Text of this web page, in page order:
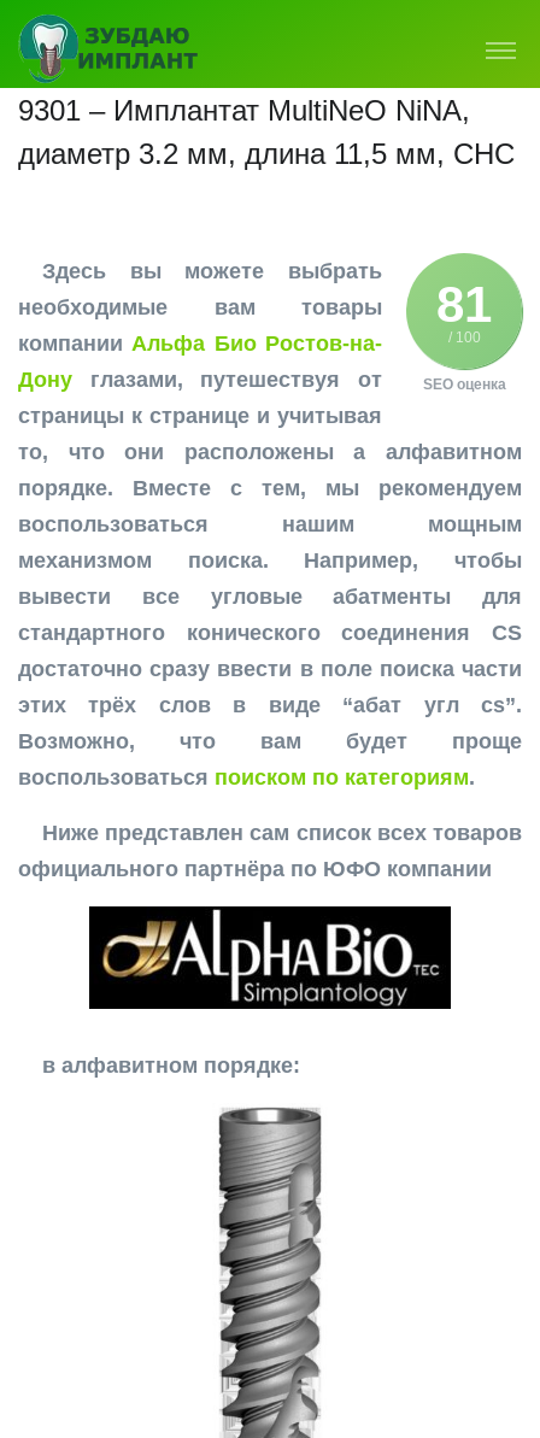
9301 – Имплантат MultiNeO NiNA,
диаметр 3.2 мм, длина 11,5 мм, CHC
81
/ 100
SEO оценка
Здесь вы можете выбрать
необходимые вам товары
компанииАльфа Био Ростов-на-
Дону глазами, путешествуя от
страницы к странице и учитывая
то, что они расположены а алфавитном
порядке. Вместе с тем, мы рекомендуем
воспользоваться нашим мощным
механизмом поиска. Например, чтобы
вывести все угловые абатменты для
стандартного конического соединения CS
достаточно сразу ввести в поле поиска части
этих трёх слов в виде “абат угл cs”.
Возможно, что вам будет проще
воспользоваться поиском по категориям.
Ниже представлен сам список всех товаров
официального партнёра по ЮФО компании
в алфавитном порядке: